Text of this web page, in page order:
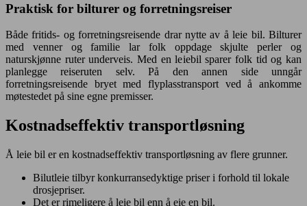
Praktisk for bilturer og forretningsreiser
Både fritids- og forretningsreisende drar nytte av å leie bil. Bilturer
med venner og familie lar folk oppdage skjulte perler og
naturskjønne ruter underveis. Med en leiebil sparer folk tid og kan
planlegge reiseruten selv. På den annen side unngår
forretningsreisende bryet med flyplasstransport ved å ankomme
møtestedet på sine egne premisser.
Kostnadseffektiv transportløsning
Å leie bil er en kostnadseffektiv transportløsning av flere grunner.
Bilutleie tilbyr konkurransedyktige priser i forhold til lokale
drosjepriser.
Det er rimeligere å leie bil enn å eie en bil.